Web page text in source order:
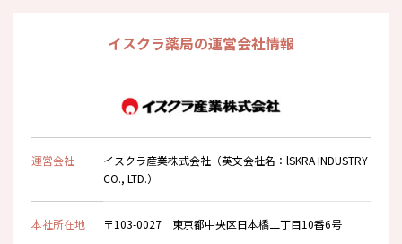
イスクラ薬局の運営会社情報
運営会社
イスクラ産業株式会社（英文会社名：lSKRA INDUSTRY
CO., LTD.）
本社所在地 〒103-0027 東京都中央区日本橋二丁目10番6号